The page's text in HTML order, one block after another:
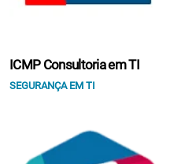
ICMP Consultoria em TI
SEGURANÇA EM TI